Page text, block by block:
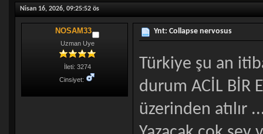
Nisan 16, 2026, 09:25:52 ös
NOSAM33
Uzman Uye
İleti: 3274
Cinsiyet:
Ynt: Collapse nervosus
Türkiye şu an
durum ACİL BİR
üzerinden atılır